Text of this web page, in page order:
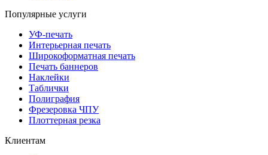
Популярные услуги
УФ-печать
Интерьерная печать
Широкоформатная печать
Печать баннеров
Наклейки
Таблички
Полиграфия
Фрезеровка ЧПУ
Плоттерная резка
Клиентам